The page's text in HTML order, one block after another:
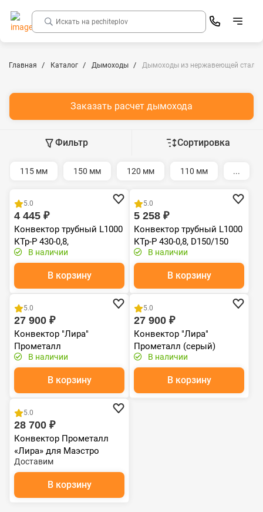
Главная Каталог Дымоходы Дымоходы из нержавеющей стали
Заказать расчет дымохода
Фильтр Сортировка
115 мм 150 мм 120 мм 110 мм ...
5.0
4 445 ₽
Конвектор трубный L1000
КТр-Р 430-0,8,
D120/115(120)
В наличии
В корзину
5.0
5 258 ₽
Конвектор трубный L1000
КТр-Р 430-0,8, D150/150
В наличии
В корзину
5.0
27 900 ₽
Конвектор "Лира"
Прометалл
В наличии
В корзину
5.0
27 900 ₽
Конвектор "Лира"
Прометалл (серый)
В наличии
В корзину
5.0
28 700 ₽
Конвектор Прометалл
«Лира» для Маэстро
150М-130М черный
Доставим
В корзину